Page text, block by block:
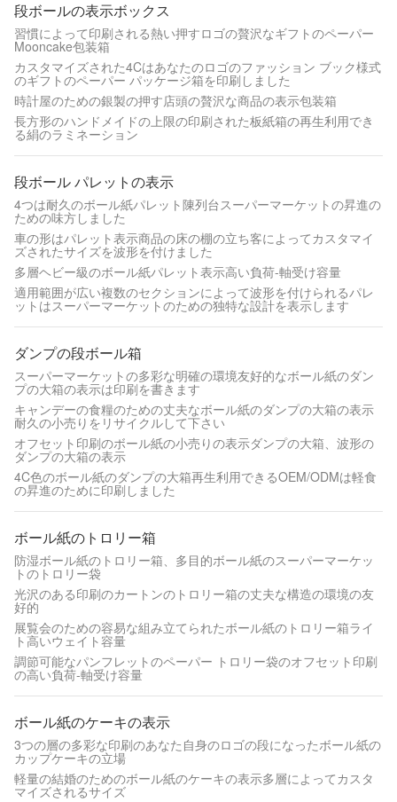
段ボールの表示ボックス
習慣によって印刷される熱い押すロゴの贅沢なギフトのペーパー
Mooncake包装箱
カスタマイズされた4Cはあなたのロゴのファッション ブック様式
のギフトのペーパー パッケージ箱を印刷しました
時計屋のための銀製の押す店頭の贅沢な商品の表示包装箱
長方形のハンドメイドの上限の印刷された板紙箱の再生利用でき
る絹のラミネーション
段ボール パレットの表示
4つは耐久のボール紙パレット陳列台スーパーマーケットの昇進の
ための味方しました
車の形はパレット表示商品の床の棚の立ち客によってカスタマイ
ズされたサイズを波形を付けました
多層ヘビー級のボール紙パレット表示高い負荷-軸受け容量
適用範囲が広い複数のセクションによって波形を付けられるパレ
ットはスーパーマーケットのための独特な設計を表示します
ダンプの段ボール箱
スーパーマーケットの多彩な明確の環境友好的なボール紙のダン
プの大箱の表示は印刷を書きます
キャンデーの食糧のための丈夫なボール紙のダンプの大箱の表示
耐久の小売りをリサイクルして下さい
オフセット印刷のボール紙の小売りの表示ダンプの大箱、波形の
ダンプの大箱の表示
4C色のボール紙のダンプの大箱再生利用できるOEM/ODMは軽食
の昇進のために印刷しました
ボール紙のトロリー箱
防湿ボール紙のトロリー箱、多目的ボール紙のスーパーマーケッ
トのトロリー袋
光沢のある印刷のカートンのトロリー箱の丈夫な構造の環境の友
好的
展覧会のための容易な組み立てられたボール紙のトロリー箱ライ
ト高いウェイト容量
調節可能なパンフレットのペーパー トロリー袋のオフセット印刷
の高い負荷-軸受け容量
ボール紙のケーキの表示
3つの層の多彩な印刷のあなた自身のロゴの段になったボール紙の
カップケーキの立場
軽量の結婚のためのボール紙のケーキの表示多層によってカスタ
マイズされるサイズ